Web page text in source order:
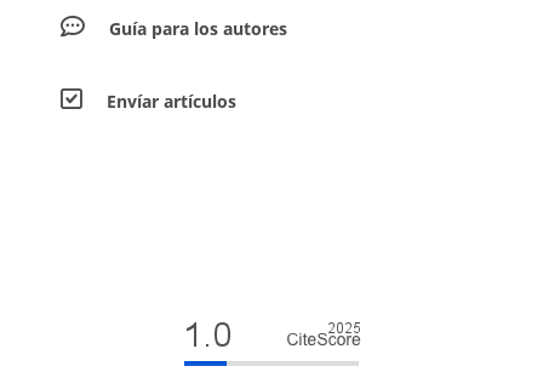
Guía para los autores
Envíar artículos